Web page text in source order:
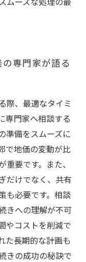
ムーズな処理の最
専門家が語る
際、最適なタイミ
専門家へ相談する
準備をスムーズに
で地価の変動が比
要です。また、
だけでなく、共有
も必要です。相談
きへの理解が不可
やコストを削減で
た長期的な計画も
きの成功の秘訣で